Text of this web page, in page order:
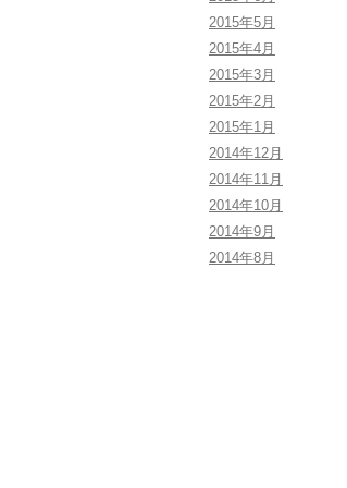
2015年5月
2015年4月
2015年3月
2015年2月
2015年1月
2014年12月
2014年11月
2014年10月
2014年9月
2014年8月